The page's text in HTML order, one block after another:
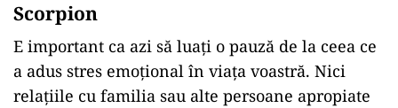
Scorpion
E important ca azi să luați o pauză de la ceea ce
a adus stres emoţional în viața voastră. Nici
relaţiile cu familia sau alte persoane apropiate